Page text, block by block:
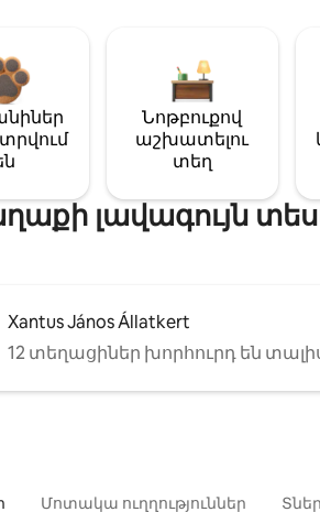
Նոթբուքով
աշխատելու
տեղ
լավագույն
Xantus János Állatkert
12 տեղացիներ խորհուրդ են
Մոտակա ուղղություններ